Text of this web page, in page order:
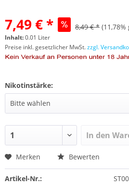
7,49 € * 8,49 € *
Inhalt:0.01 Liter
Preise inkl. gesetzlicher MwSt.zzgl.
Nikotinstärke:
In den
Merken Bewerten
Artikel-Nr.: